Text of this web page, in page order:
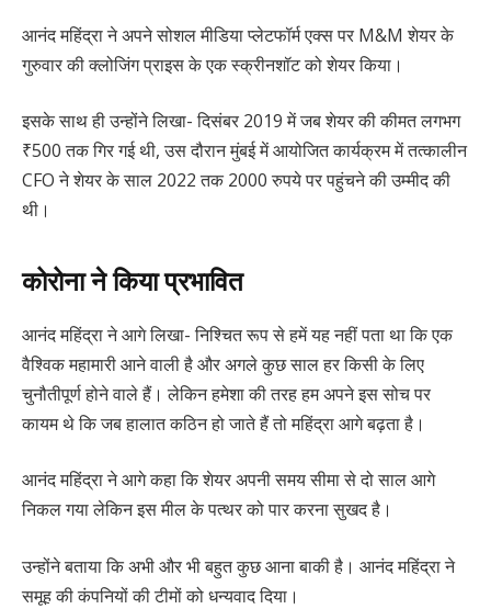
आनंद महिंद्रा ने अपने सोशल मीडिया प्लेटफॉर्म एक्स पर M&M शेयर के
गुरुवार की क्लोजिंग प्राइस के एक स्क्रीनशॉट को शेयर किया।
इसके साथ ही उन्होंने लिखा- दिसंबर 2019 में जब शेयर की कीमत लगभग
₹500 तक गिर गई थी, उस दौरान मुंबई में आयोजित कार्यक्रम में तत्कालीन
CFO ने शेयर के साल 2022 तक 2000 रुपये पर पहुंचने की उम्मीद की
थी।
कोरोना ने किया प्रभावित
आनंद महिंद्रा ने आगे लिखा- निश्चित रूप से हमें यह नहीं पता था कि एक
वैश्विक महामारी आने वाली है और अगले कुछ साल हर किसी के लिए
चुनौतीपूर्ण होने वाले हैं। लेकिन हमेशा की तरह हम अपने इस सोच पर
कायम थे कि जब हालात कठिन हो जाते हैं तो महिंद्रा आगे बढ़ता है।
आनंद महिंद्रा ने आगे कहा कि शेयर अपनी समय सीमा से दो साल आगे
निकल गया लेकिन इस मील के पत्थर को पार करना सुखद है।
उन्होंने बताया कि अभी और भी बहुत कुछ आना बाकी है। आनंद महिंद्रा ने
समूह की कंपनियों की टीमों को धन्यवाद दिया।